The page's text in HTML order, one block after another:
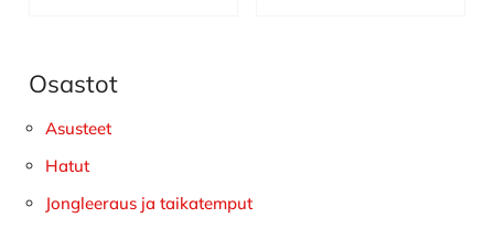
Ensisijainen
sivupalkki
Osastot
Asusteet
Hatut
Jongleeraus ja taikatemput